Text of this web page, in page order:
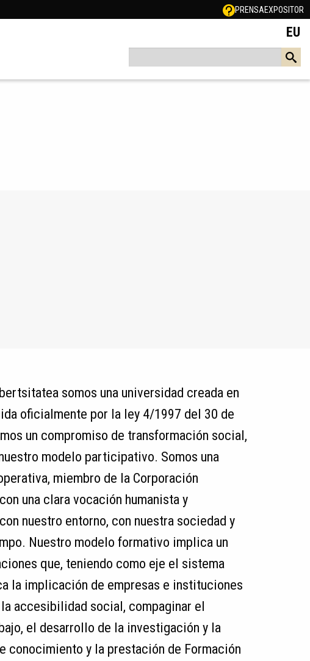
PRENSAEXPOSITOR
EU
somos una universidad creada en
oficialmente por la ley 4/1997 del 30 de
un compromiso de transformación social,
modelo participativo. Somos una
miembro de la Corporación
una clara vocación humanista y
nuestro entorno, con nuestra sociedad y
Nuestro modelo formativo implica un
que, teniendo como eje el sistema
la implicación de empresas e instituciones
accesibilidad social, compaginar el
el desarrollo de la investigación y la
conocimiento y la prestación de Formación